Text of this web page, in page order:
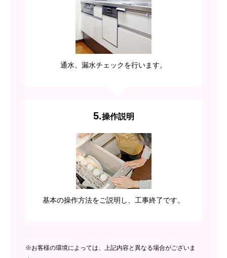
通水、漏水チェックを行います。
5.操作説明
基本の操作方法をご説明し、工事終了です。
※お客様の環境によっては、上記内容と異なる場合がございま